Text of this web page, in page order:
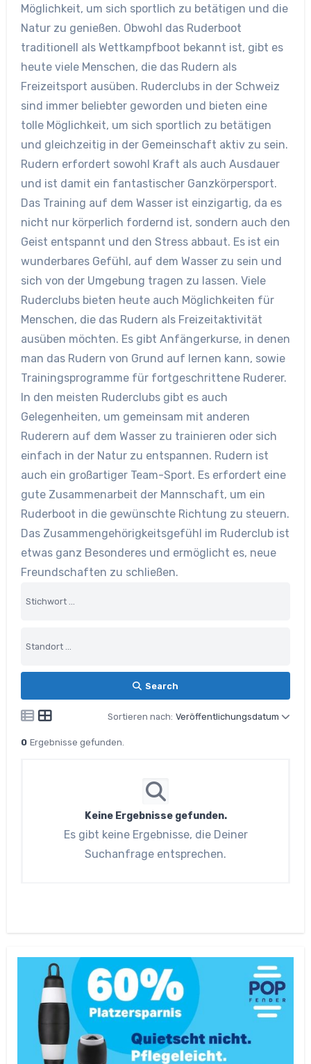
Möglichkeit, um sich sportlich zu betätigen und die
Natur zu genießen. Obwohl das Ruderboot
traditionell als Wettkampfboot bekannt ist, gibt es
heute viele Menschen, die das Rudern als
Freizeitsport ausüben. Ruderclubs in der Schweiz
sind immer beliebter geworden und bieten eine
tolle Möglichkeit, um sich sportlich zu betätigen
und gleichzeitig in der Gemeinschaft aktiv zu sein.
Rudern erfordert sowohl Kraft als auch Ausdauer
und ist damit ein fantastischer Ganzkörpersport.
Das Training auf dem Wasser ist einzigartig, da es
nicht nur körperlich fordernd ist, sondern auch den
Geist entspannt und den Stress abbaut. Es ist ein
wunderbares Gefühl, auf dem Wasser zu sein und
sich von der Umgebung tragen zu lassen. Viele
Ruderclubs bieten heute auch Möglichkeiten für
Menschen, die das Rudern als Freizeitaktivität
ausüben möchten. Es gibt Anfängerkurse, in denen
man das Rudern von Grund auf lernen kann, sowie
Trainingsprogramme für fortgeschrittene Ruderer.
In den meisten Ruderclubs gibt es auch
Gelegenheiten, um gemeinsam mit anderen
Ruderern auf dem Wasser zu trainieren oder sich
einfach in der Natur zu entspannen. Rudern ist
auch ein großartiger Team-Sport. Es erfordert eine
gute Zusammenarbeit der Mannschaft, um ein
Ruderboot in die gewünschte Richtung zu steuern.
Das Zusammengehörigkeitsgefühl im Ruderclub ist
etwas ganz Besonderes und ermöglicht es, neue
Freundschaften zu schließen.
Search
Sortieren nach: Veröffentlichungsdatum
0 Ergebnisse gefunden.
Keine Ergebnisse gefunden.
Es gibt keine Ergebnisse, die Deiner
Suchanfrage entsprechen.